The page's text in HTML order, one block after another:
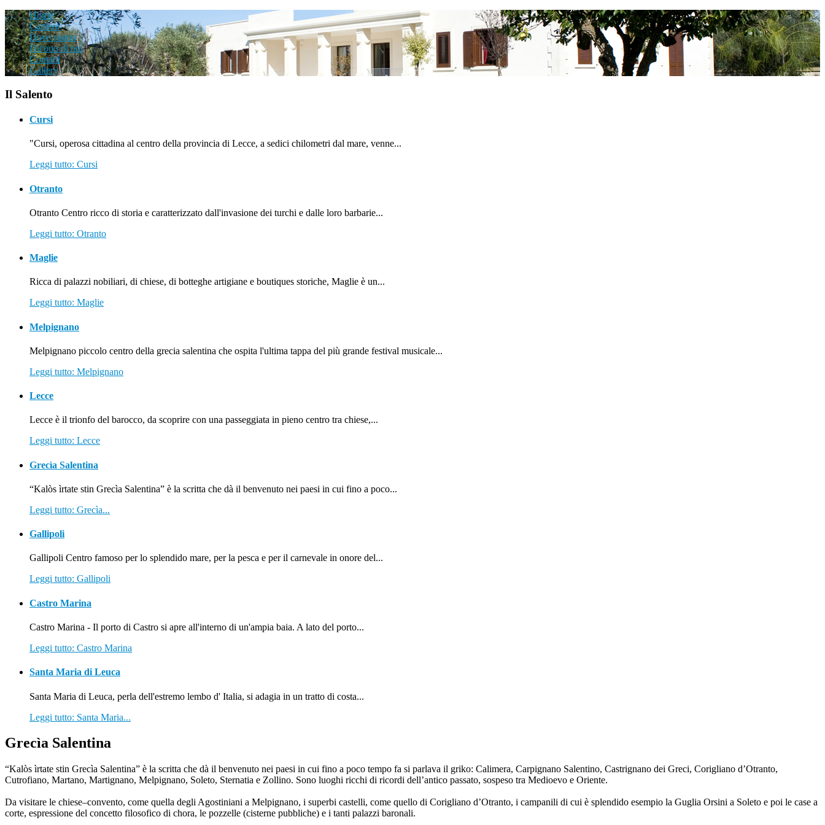
Home
Camere
Dove siamo
Dicono di noi
Contatti
Gallery
Il Salento
Cursi
"Cursi, operosa cittadina al centro della provincia di Lecce, a sedici chilometri dal mare, venne...
Leggi tutto: Cursi
Otranto
Otranto Centro ricco di storia e caratterizzato dall'invasione dei turchi e dalle loro barbarie...
Leggi tutto: Otranto
Maglie
Ricca di palazzi nobiliari, di chiese, di botteghe artigiane e boutiques storiche, Maglie è un...
Leggi tutto: Maglie
Melpignano
Melpignano piccolo centro della grecia salentina che ospita l'ultima tappa del più grande festival musicale...
Leggi tutto: Melpignano
Lecce
Lecce è il trionfo del barocco, da scoprire con una passeggiata in pieno centro tra chiese,...
Leggi tutto: Lecce
Grecìa Salentina
“Kalòs ìrtate stin Grecìa Salentina” è la scritta che dà il benvenuto nei paesi in cui fino a poco...
Leggi tutto: Grecìa...
Gallipoli
Gallipoli Centro famoso per lo splendido mare, per la pesca e per il carnevale in onore del...
Leggi tutto: Gallipoli
Castro Marina
Castro Marina - Il porto di Castro si apre all'interno di un'ampia baia. A lato del porto...
Leggi tutto: Castro Marina
Santa Maria di Leuca
Santa Maria di Leuca, perla dell'estremo lembo d' Italia, si adagia in un tratto di costa...
Leggi tutto: Santa Maria...
Grecìa Salentina
“Kalòs ìrtate stin Grecìa Salentina” è la scritta che dà il benvenuto nei paesi in cui fino a poco tempo fa si parlava il griko: Calimera, Carpignano Salentino, Castrignano dei Greci, Corigliano d’Otranto,
Cutrofiano, Martano, Martignano, Melpignano, Soleto, Sternatia e Zollino. Sono luoghi ricchi di ricordi dell’antico passato, sospeso tra Medioevo e Oriente.
Da visitare le chiese–convento, come quella degli Agostiniani a Melpignano, i superbi castelli, come quello di Corigliano d’Otranto, i campanili di cui è splendido esempio la Guglia Orsini a Soleto e poi le case a
corte, espressione del concetto filosofico di chora, le pozzelle (cisterne pubbliche) e i tanti palazzi baronali.